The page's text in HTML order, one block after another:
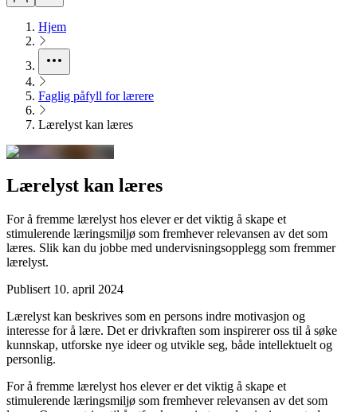
Hjem
Faglig påfyll for lærere
Lærelyst kan læres
Lærelyst kan læres
For å fremme lærelyst hos elever er det viktig å skape et
stimulerende læringsmiljø som fremhever relevansen av det som
læres. Slik kan du jobbe med undervisningsopplegg som fremmer
lærelyst.
Publisert 10. april 2024
Lærelyst kan beskrives som en persons indre motivasjon og
interesse for å lære. Det er drivkraften som inspirerer oss til å søke
kunnskap, utforske nye ideer og utvikle seg, både intellektuelt og
personlig.
For å fremme lærelyst hos elever er det viktig å skape et
stimulerende læringsmiljø som fremhever relevansen av det som